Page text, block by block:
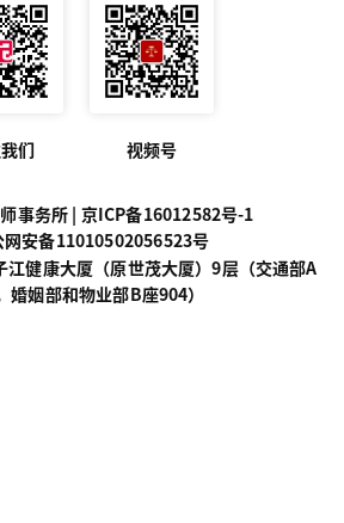
们 视频号
事务所 | 京ICP备16012582号-1
网安备11010502056523号
江健康大厦（原世茂大厦）9层（交通部A
婚姻部和物业部B座904）